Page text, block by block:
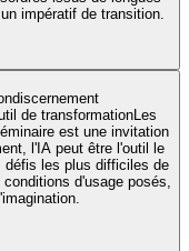
impératif de transition.
discernement
de transformationLes
est une invitation
l'IA peut être l'outil le
défis les plus difficiles de
d'usage posés,